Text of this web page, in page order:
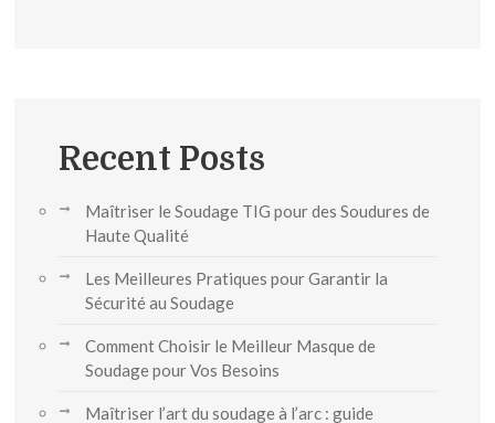
Recent Posts
Maîtriser le Soudage TIG pour des Soudures de
Haute Qualité
Les Meilleures Pratiques pour Garantir la
Sécurité au Soudage
Comment Choisir le Meilleur Masque de
Soudage pour Vos Besoins
Maîtriser l’art du soudage à l’arc : guide